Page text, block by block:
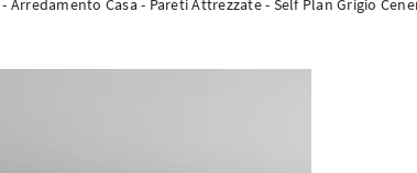
- Arredamento Casa - Pareti Attrezzate- Self Plan Grigio